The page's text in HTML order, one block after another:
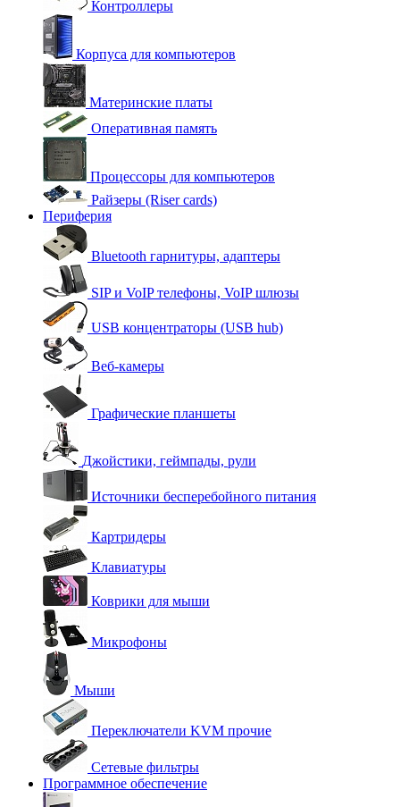
Контроллеры
Корпуса для компьютеров
Материнские платы
Оперативная память
Процессоры для компьютеров
Райзеры (Riser cards)
Периферия
Bluetooth гарнитуры, адаптеры
SIP и VoIP телефоны, VoIP шлюзы
USB концентраторы (USB hub)
Веб-камеры
Графические планшеты
Джойстики, геймпады, рули
Источники бесперебойного питания
Картридеры
Клавиатуры
Коврики для мыши
Микрофоны
Мыши
Переключатели KVM прочие
Сетевые фильтры
Программное обеспечение